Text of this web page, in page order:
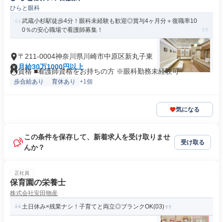
ひらと眼科
武蔵小杉駅徒歩4分！眼科未経験も歓迎◎賞与4ヶ月分＋復職率10
0％の安心職場で看護師募集！
〒211-0004神奈川県川崎市中原区新丸子東
月給30万1000円以上
資格 ■看護師資格をお持ちの方 ※眼科勤務未経験可
歩合給あり 育休あり +1個
気になる
この条件を保存して、新着求人を受け取りませ
んか？
受け取る
正社員
保育園の栄養士
株式会社安田物産
土日休み×残業ナシ！子育てと両立◎ブランクOK(03)